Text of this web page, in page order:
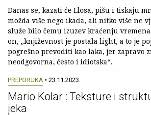
Danas se, kazati će Llosa, pišu i tiskaju
možda više nego ikada, ali nitko više ne
služe bilo čemu izuzev kraćenju
on, „književnost je postala light, a to je
pogrešno prevoditi kao laka, jer zapravo
neodgovorna, često i idiotska“.
PREPORUKA • 23.11.2023.
Mario Kolar : Teksture i
jeka